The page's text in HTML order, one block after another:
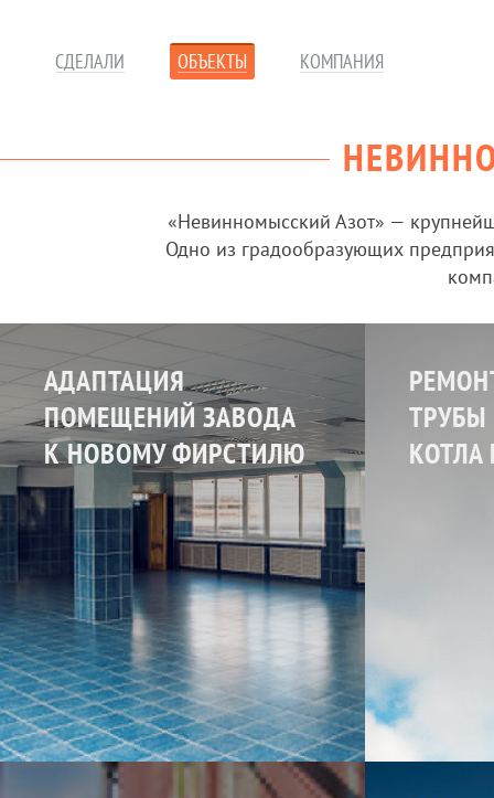
СДЕЛАЛИ ОБЪЕКТЫ КОМПАНИЯ
«Невинномысский Азот» —
Одно из градообразующих
АДАПТАЦИЯ
ПОМЕЩЕНИЙ ЗАВОДА
К НОВОМУ ФИРСТИЛЮ
ТРУБЫ